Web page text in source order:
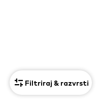
Filtriraj & razvrsti